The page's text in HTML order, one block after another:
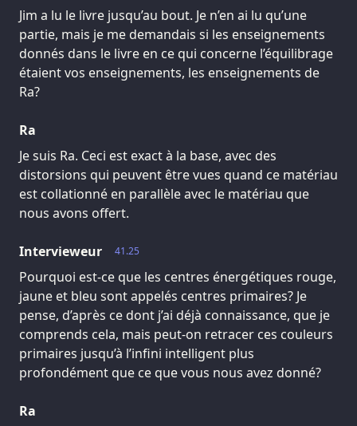
Jim a lu le livre jusqu’au bout. Je n’en ai lu qu’une
partie, mais je me demandais si les enseignements
donnés dans le livre en ce qui concerne l’équilibrage
étaient vos enseignements, les enseignements de
Ra?
Ra
Je suis Ra. Ceci est exact à la base, avec des
distorsions qui peuvent être vues quand ce matériau
est collationné en parallèle avec le matériau que
nous avons offert.
41.25
Intervieweur
Pourquoi est-ce que les centres énergétiques rouge,
jaune et bleu sont appelés centres primaires? Je
pense, d’après ce dont j’ai déjà connaissance, que je
comprends cela, mais peut-on retracer ces couleurs
primaires jusqu’à l’infini intelligent plus
profondément que ce que vous nous avez donné?
Ra